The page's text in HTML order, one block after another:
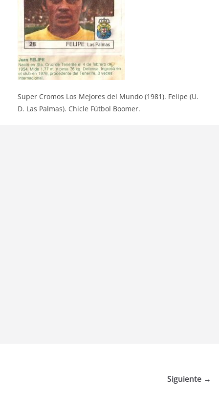
Super Cromos Los Mejores del Mundo (1981). Felipe (U.
D. Las Palmas). Chicle Fútbol Boomer.
Siguiente →